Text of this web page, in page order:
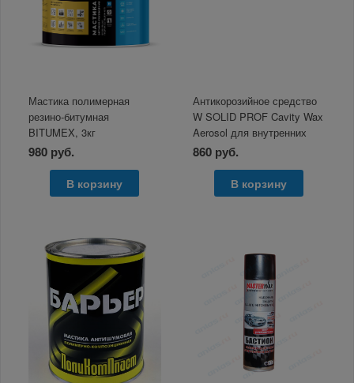
Мастика полимерная
резино-битумная
BITUMEX, 3кг
980 руб.
В корзину
Антикорозийное средство
W SOLID PROF Cavity Wax
Aerosol для внутренних
полостей 650мл
860 руб.
В корзину